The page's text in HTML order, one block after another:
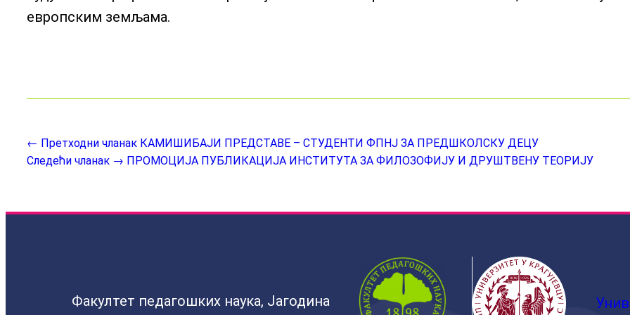
европским земљама.
← Претходни чланак КАМИШИБАЈИ ПРЕДСТАВЕ – СТУДЕНТИ ФПНЈ ЗА ПРЕДШКОЛСКУ ДЕЦУ
Следећи чланак → ПРОМОЦИЈА ПУБЛИКАЦИЈА ИНСТИТУТА ЗА ФИЛОЗОФИЈУ И ДРУШТВЕНУ ТЕОРИЈУ
Факултет педагошких наука, Јагодина